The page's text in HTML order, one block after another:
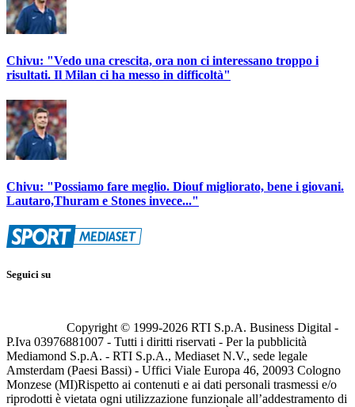
Chivu: "Vedo una crescita, ora non ci interessano troppo i
risultati. Il Milan ci ha messo in difficoltà"
Chivu: "Possiamo fare meglio. Diouf migliorato, bene i giovani.
Lautaro,Thuram e Stones invece..."
Seguici su
Copyright © 1999-2026 RTI S.p.A. Business Digital -
P.Iva 03976881007 - Tutti i diritti riservati - Per la pubblicità
Mediamond S.p.A. - RTI S.p.A., Mediaset N.V., sede legale
Amsterdam (Paesi Bassi) - Uffici Viale Europa 46, 20093 Cologno
Monzese (MI)Rispetto ai contenuti e ai dati personali trasmessi e/o
riprodotti è vietata ogni utilizzazione funzionale all’addestramento di